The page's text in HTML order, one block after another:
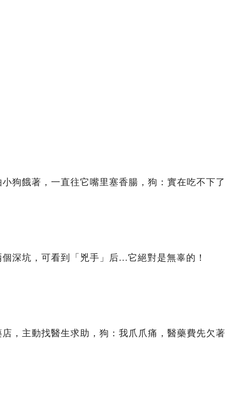
狗餓著，一直往它嘴里塞香腸，狗：實在吃不下了
個深坑，可看到「兇手」后...它絕對是無辜的！
，主動找醫生求助，狗：我爪爪痛，醫藥費先欠著